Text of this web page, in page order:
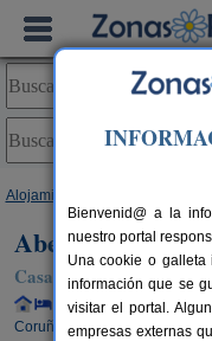
Alojamientos
Abeiro da Loba
Casa Rural en Sobrado
Alquiler completo y por
Coruña
Bienvenid@ a la
nuestro portal
Una cookie o galleta
información que se
visitar el portal.
empresas externas